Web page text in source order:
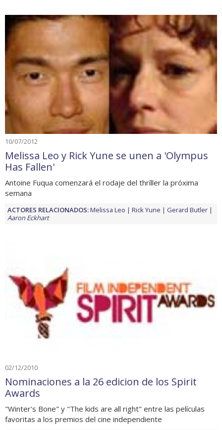
10/07/2012
Melissa Leo y Rick Yune se unen a 'Olympus
Has Fallen'
Antoine Fuqua comenzará el rodaje del thríller la próxima
semana
ACTORES RELACIONADOS:Melissa Leo Rick Yune
Gerard Butler
Aaron Eckhart
02/12/2010
Nominaciones a la 26 edicion de los Spirit
Awards
"Winter's Bone" y "The kids are all right" entre las películas
favoritas a los premios del cine independiente